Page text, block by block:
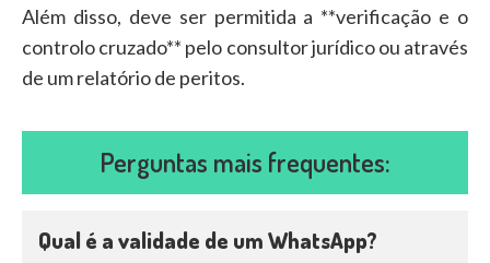
Além disso, deve ser permitida a **verificação e o
controlo cruzado** pelo consultor jurídico ou através
de um relatório de peritos.
Perguntas mais frequentes:
Qual é a validade de um WhatsApp?